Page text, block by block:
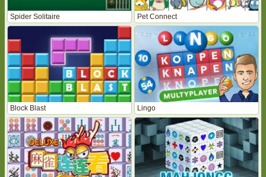
Spider Solitaire Pet Connect
Block Blast Lingo